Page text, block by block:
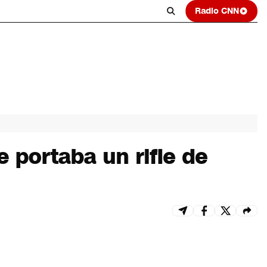
Radio CNN
portaba un rifle de